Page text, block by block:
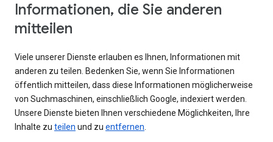
Informationen, die Sie anderen
mitteilen
Viele unserer Dienste erlauben es Ihnen, Informationen mit
anderen zu teilen. Bedenken Sie, wenn Sie Informationen
öffentlich mitteilen, dass diese Informationen möglicherweise
von Suchmaschinen, einschließlich Google, indexiert werden.
Unsere Dienste bieten Ihnen verschiedene Möglichkeiten, Ihre
Inhalte zu teilen und zu entfernen.